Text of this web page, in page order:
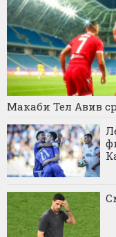
Макаби Тел Авив